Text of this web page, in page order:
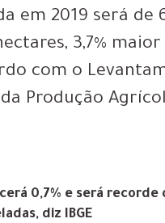
em 2019 será de
3,7%
com o
Produção
0,7% e será recorde
diz IBGE